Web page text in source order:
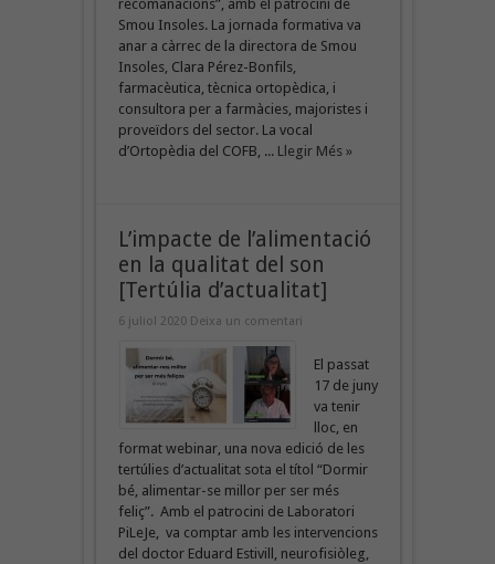
recomanacions”, amb el patrocini de
Smou Insoles. La jornada formativa va
anar a càrrec de la directora de Smou
Insoles, Clara Pérez-Bonfils,
farmacèutica, tècnica ortopèdica, i
consultora per a farmàcies, majoristes i
proveïdors del sector. La vocal
d’Ortopèdia del COFB, ... Llegir Més »
L’impacte de l’alimentació
en la qualitat del son
[Tertúlia d’actualitat]
6 juliol 2020 Deixa un comentari
El passat
17 de juny
va tenir
lloc, en
format webinar, una nova edició de les
tertúlies d’actualitat sota el títol “Dormir
bé, alimentar-se millor per ser més
feliç”. Amb el patrocini de Laboratori
PiLeJe, va comptar amb les intervencions
del doctor Eduard Estivill, neurofisiòleg,